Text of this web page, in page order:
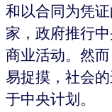
和以合同为凭
家，政府推行
商业活动。然
易捉摸，社会
于中央计划。